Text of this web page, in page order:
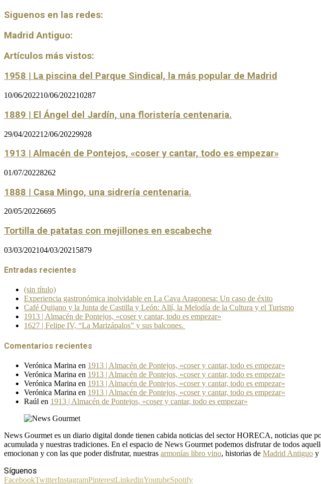
Siguenos en las redes:
Madrid Antiguo:
Artículos más vistos:
1958 | La piscina del Parque Sindical, la más popular de Madrid
10/06/202210/06/202210287
1889 | El Ángel del Jardín, una floristería centenaria.
29/04/202212/06/20229928
1913 | Almacén de Pontejos, «coser y cantar, todo es empezar»
01/07/20228262
1888 | Casa Mingo, una sidrería centenaria.
20/05/20226695
Tortilla de patatas con mejillones en escabeche
03/03/202104/03/2021 5879
Entradas recientes
(sin título)
Experiencia gastronómica inolvidable en La Cava Aragonesa: Un caso de éxito
Café Quijano y la Junta de Castilla y León: Allí, la Melodía de la Cultura y el Turismo
1913 | Almacén de Pontejos, «coser y cantar, todo es empezar»
1627 | Felipe IV, “La Marizápalos” y sus balcones.
Comentarios recientes
Verónica Marina en 1913 | Almacén de Pontejos, «coser y cantar, todo es empezar»
Verónica Marina en 1913 | Almacén de Pontejos, «coser y cantar, todo es empezar»
Verónica Marina en 1913 | Almacén de Pontejos, «coser y cantar, todo es empezar»
Verónica Marina en 1913 | Almacén de Pontejos, «coser y cantar, todo es empezar»
Raúl en 1913 | Almacén de Pontejos, «coser y cantar, todo es empezar»
News Gourmet es un diario digital donde tienen cabida noticias del sector HORECA, noticias que
acumulada y nuestras tradiciones. En el espacio de News Gourmet podemos disfrutar de todos
emocionan y con las que poder disfrutar, nuestras armonías libro vino, historias de Madrid Antiguo y
Síguenos
FacebookTwitterInstagramPinterestLinkedinYoutubeSpotify